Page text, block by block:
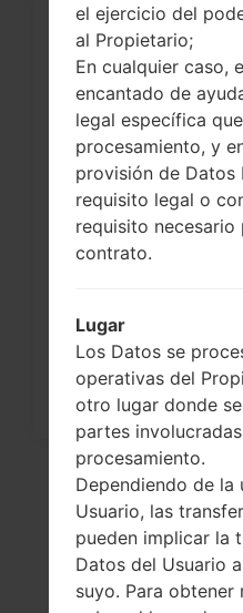
¿Cómo
el ejercicio del
al Propietario;
En cualquier caso,
encantado de
legal específica
procesamiento, y
provisión de Datos
requisito legal o
requisito necesario
contrato.
Lugar
Los Datos se
operativas del
otro lugar donde
partes
procesamiento.
Dependiendo de la
Usuario, las
pueden implicar la
Datos del Usuario
suyo. Para obtener